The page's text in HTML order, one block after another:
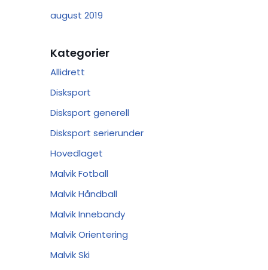
august 2019
Kategorier
Allidrett
Disksport
Disksport generell
Disksport serierunder
Hovedlaget
Malvik Fotball
Malvik Håndball
Malvik Innebandy
Malvik Orientering
Malvik Ski